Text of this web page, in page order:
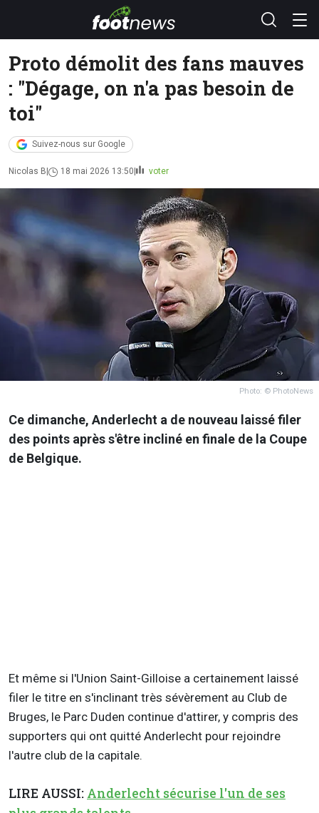
Proto démolit des fans mauves
: "Dégage, on n'a pas besoin de
toi"
Suivez-nous sur Google
Nicolas B 18 mai 2026 13:50 voter
Photo: © PhotoNews
Ce dimanche, Anderlecht a de nouveau laissé filer
des points après s'être incliné en finale de la Coupe
de Belgique.
Et même si l'Union Saint-Gilloise a certainement laissé
filer le titre en s'inclinant très sévèrement au Club de
Bruges, le Parc Duden continue d'attirer, y compris des
supporters qui ont quitté Anderlecht pour rejoindre
l'autre club de la capitale.
LIRE AUSSI: Anderlecht sécurise l'un de ses